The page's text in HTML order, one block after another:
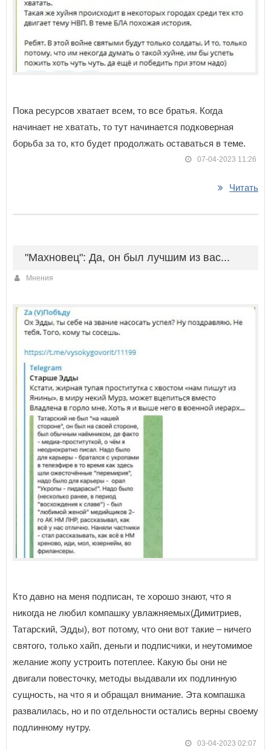
Пока ресурсов хватает всем, то все братья. Когда
начинает не хватать, то тут начинается подковерная
борьба за то, кто будет продолжать оставаться в теме.
07-04-2023 11:26
Читать
"Махновец": Да, он был лучшим из вас...
Мнения
Кто давно на меня подписан, те хорошо знают, что я
никогда не любил компашку увлажняемых(Димитриев,
Татарский, Эдды), вот потому, что они вот такие – ничего
святого, только хайп, деньги и подписчики, и неутомимое
желание жопу устроить потеплее. Какую бы они не
двигали повесточку, методы выдавали их подлинную
сущность, на что я и обращал внимание. Эта компашка
развалилась, но и по отдельности остались верны своему
подлинному нутру.
03-04-2023 02:07